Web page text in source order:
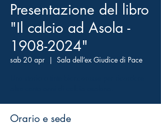
Presentazione del libro
"Il calcio ad Asola -
1908-2024"
sab 20 apr
  |
Sala dell’ex Giudice di Pace
Orario e sede